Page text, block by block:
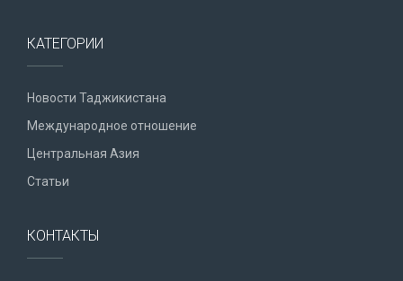
КАТЕГОРИИ
Новости Таджикистана
Международное отношение
Центральная Азия
Статьи
КОНТАКТЫ